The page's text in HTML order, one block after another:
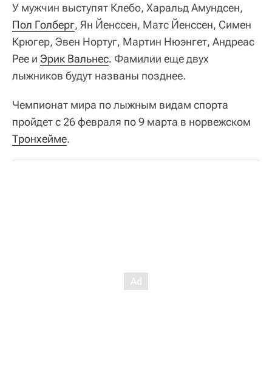
У мужчин выступят Клебо, Харальд Амундсен,
Пол Голберг, Ян Йенссен, Матс Йенссен, Симен ​​
Крюгер, Эвен Нортуг, Мартин Нюэнгет, Андреас
Рее и Эрик Вальнес. Фамилии еще двух
лыжников будут названы позднее.
Чемпионат мира по лыжным видам спорта
пройдет с 26 февраля по 9 марта в норвежском
Тронхейме.